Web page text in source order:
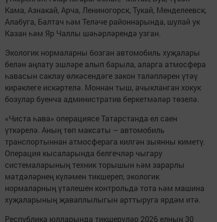
Кама, Азнакай, Арча, Лениногорск, Тукай, Менделеевск,
Алабуга, Балтач һәм Теләче районнарында, шулай ук
Казан һәм Яр Чаллы шәһәрләрендә узган.
Экологик нормаларны бозган автомобиль хуҗалары
белән аңлату эшләре алып барыла, аларга атмосфера
һавасын саклау өлкәсендәге закон таләпләрен үтәү
кирәклеге искәртелә. Моннан тыш, ачыкланган хокук
бозулар буенча административ беркетмәләр төзелә.
«Чиста һава» операциясе Татарстанда ел саен
үткәрелә. Аның төп максаты – автомобиль
транспортыннан атмосферага килгән зыянны киметү.
Операция кысаларында белгечләр чыгару
системаларының техник торышын һәм зарарлы
матдәләрнең күләмен тикшереп, экологик
нормаларның үтәлешен контрольдә тота һәм машина
хуҗаларының җаваплылыгын арттыруга ярдәм итә.
Республика юлларында тикшерүләр 2026 елның 30